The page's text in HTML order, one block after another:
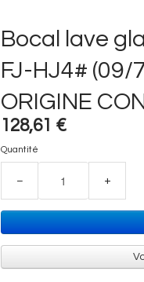
Bocal lave
FJ-HJ4# (09/
ORIGINE
128,61 €
Quantité
− +